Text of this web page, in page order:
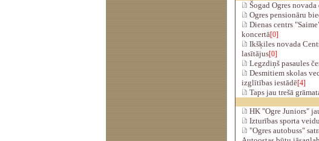
Šogad Ogres
Ogres pensionāru
Dienas centrs
koncertā[0]
Ikšķiles novada
lasītājus[0]
Legzdiņš pasaules
Desmitiem skolas
izglītības iestādē[4]
Taps jau trešā
HK "Ogre Juniors"
Izturības sporta
"Ogres autobuss"